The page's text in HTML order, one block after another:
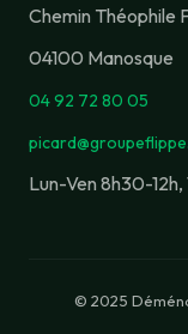
Chemin Théophile
04100 Manosque
04 92 72 80 05
Lun-Ven 8h30-12h,
© 2025
Bonjour ! Je
vous aider ?
Nous contacter